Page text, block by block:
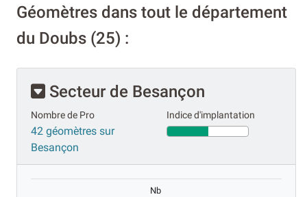
Géomètres dans tout le département
du Doubs (25) :
Secteur de Besançon
Nombre de Pro
42 géomètres sur
Besançon
Indice d'implantation
Nb